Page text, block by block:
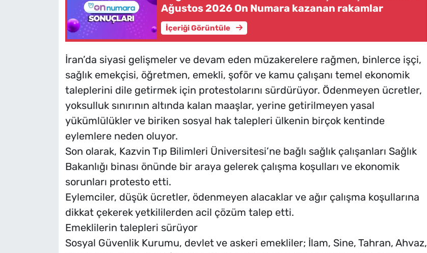
Ağustos 2026 On Numara kazanan rakamlar
İçeriği Görüntüle
İran’da siyasi gelişmeler ve devam eden müzakerelere rağmen, binlerce işçi,
sağlık emekçisi, öğretmen, emekli, şoför ve kamu çalışanı temel ekonomik
taleplerini dile getirmek için protestolarını sürdürüyor. Ödenmeyen ücretler,
yoksulluk sınırının altında kalan maaşlar, yerine getirilmeyen yasal
yükümlülükler ve biriken sosyal hak talepleri ülkenin birçok kentinde
eylemlere neden oluyor.
Son olarak, Kazvin Tıp Bilimleri Üniversitesi’ne bağlı sağlık çalışanları Sağlık
Bakanlığı binası önünde bir araya gelerek çalışma koşulları ve ekonomik
sorunları protesto etti.
Eylemciler, düşük ücretler, ödenmeyen alacaklar ve ağır çalışma koşullarına
dikkat çekerek yetkililerden acil çözüm talep etti.
Emeklilerin talepleri sürüyor
Sosyal Güvenlik Kurumu, devlet ve askeri emekliler; İlam, Sine, Tahran, Ahvaz,